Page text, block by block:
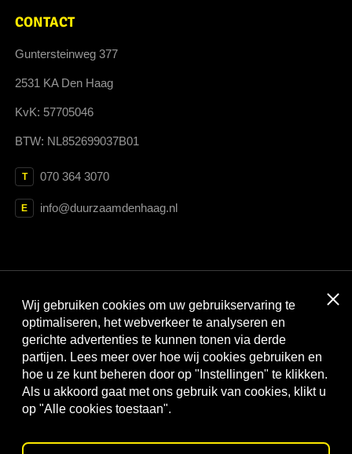
CONTACT
Guntersteinweg 377
2531 KA Den Haag
KvK: 57705046
BTW: NL852699037B01
T 070 364 3070
E info@duurzaamdenhaag.nl
Met dank aan:
Wij gebruiken cookies om uw gebruikservaring te
optimaliseren, het webverkeer te analyseren en
gerichte advertenties te kunnen tonen via derde
partijen. Lees meer over hoe wij cookies gebruiken en
hoe u ze kunt beheren door op "Instellingen" te klikken.
Als u akkoord gaat met ons gebruik van cookies, klikt u
op "Alle cookies toestaan".